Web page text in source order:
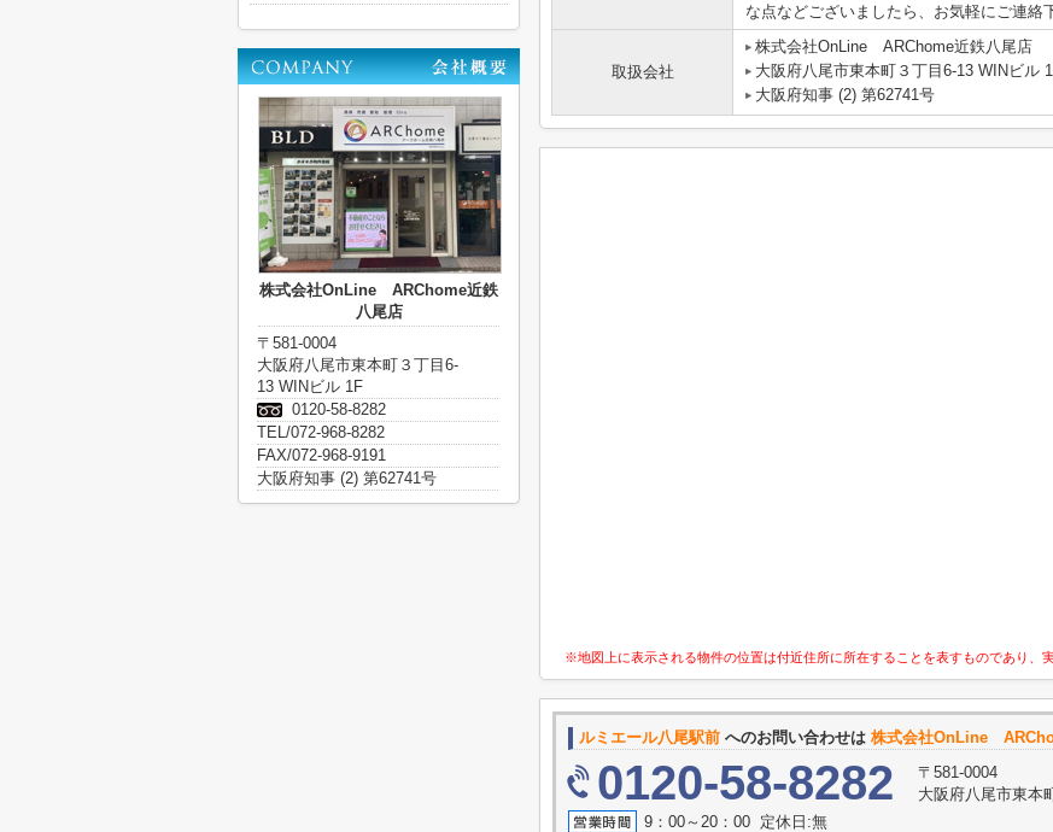
な点などございましたら、お気軽にご連絡
取扱会社
株式会社OnLine ARChome近鉄八尾店
大阪府八尾市東本町３丁目6-13 WINビル
大阪府知事 (2) 第62741号
※地図上に表示される物件の位置は付近住所に所在することを表すものであり、
ルミエール八尾駅前 へのお問い合わせは 株式会社OnLine
0120-58-8282
〒581-0004
大阪府八尾市東本
9：00～20：00 定休日:無
株式会社OnLine ARChome近鉄
八尾店
〒581-0004
大阪府八尾市東本町３丁目6-
13 WINビル 1F
0120-58-8282
TEL/072-968-8282
FAX/072-968-9191
大阪府知事 (2) 第62741号